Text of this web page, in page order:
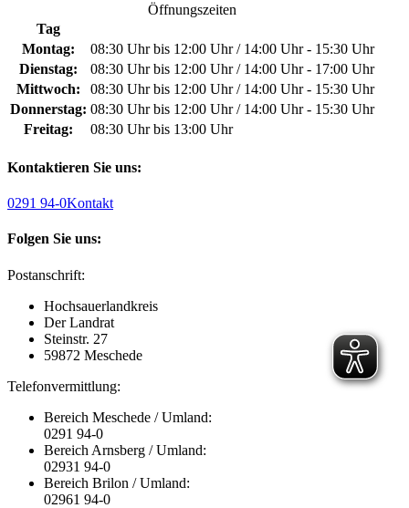
Öffnungszeiten
Tag
Montag:
08:30 Uhr bis 12:00 Uhr / 14:00 Uhr - 15:30 Uhr
Dienstag:
08:30 Uhr bis 12:00 Uhr / 14:00 Uhr - 17:00 Uhr
Mittwoch:
08:30 Uhr bis 12:00 Uhr / 14:00 Uhr - 15:30 Uhr
Donnerstag: 08:30 Uhr bis 12:00 Uhr / 14:00 Uhr - 15:30 Uhr
Freitag:
08:30 Uhr bis 13:00 Uhr
Kontaktieren Sie uns:
0291 94-0Kontakt
Folgen Sie uns:
Postanschrift:
Hochsauerlandkreis
Der Landrat
Steinstr. 27
59872 Meschede
Telefonvermittlung:
Bereich Meschede / Umland:
0291 94-0
Bereich Arnsberg / Umland:
02931 94-0
Bereich Brilon / Umland:
02961 94-0